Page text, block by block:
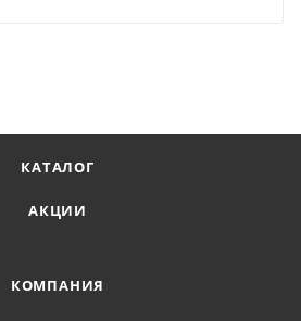
КАТАЛОГ
АКЦИИ
КОМПАНИЯ